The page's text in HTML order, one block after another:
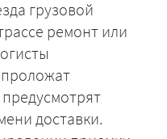
грузовой
ремонт или
доставки.